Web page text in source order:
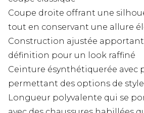
Coupe droite offrant une
tout en conservant une allure
Construction ajustée
définition pour un look raffiné
Ceinture ésynthétiquerée avec
permettant des options de
Longueur polyvalente qui se